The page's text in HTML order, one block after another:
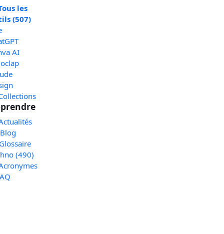
les
(507)
AI
(490)